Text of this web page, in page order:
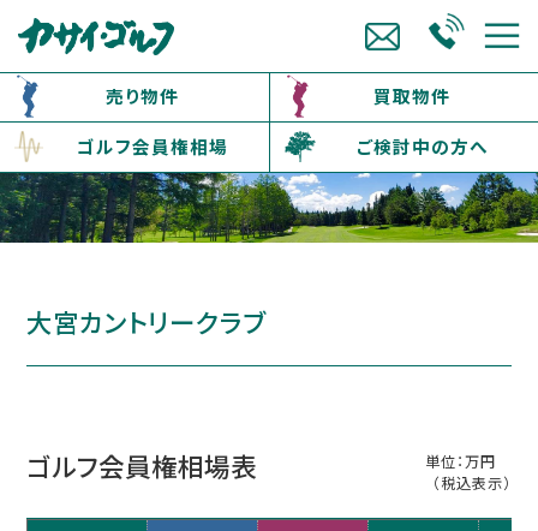
売り物件
買取物件
ゴルフ会員権相場
ご検討中の方へ
大宮カントリークラブ
ゴルフ会員権相場表
単位：万円
（税込表示）